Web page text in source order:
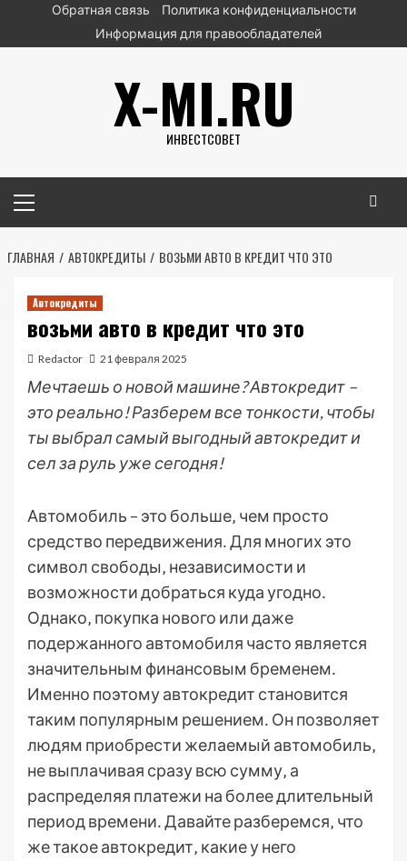
ПерейтиОбратная связь
Политика конфиденциальности
Информация для правообладателей
X-MI.RU
ИНВЕСТСОВЕТ
меню
ГЛАВНАЯ АВТОКРЕДИТЫ ВОЗЬМИ АВТО В КРЕДИТ ЧТО ЭТО
Автокредиты
возьми авто в кредит что это
Redactor 21 февраля 2025
Мечтаешь о новой машине? Автокредит –
это реально! Разберем все тонкости, чтобы
ты выбрал самый выгодный автокредит и
сел за руль уже сегодня!
Автомобиль – это больше‚ чем просто
средство передвижения․ Для многих это
символ свободы‚ независимости и
возможности добраться куда угодно․
Однако‚ покупка нового или даже
подержанного автомобиля часто является
значительным финансовым бременем․
Именно поэтому автокредит становится
таким популярным решением․ Он позволяет
людям приобрести желаемый автомобиль‚
не выплачивая сразу всю сумму‚ а
распределяя платежи на более длительный
период времени․ Давайте разберемся‚ что
же такое автокредит‚ какие у него